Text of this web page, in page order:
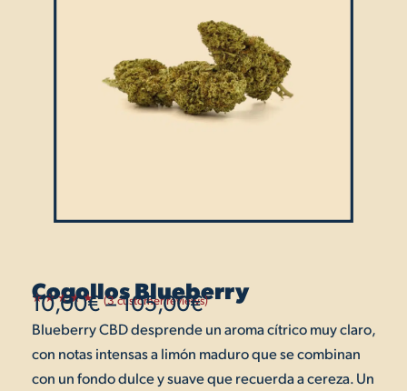
Cogollos Blueberry
Rated
5.00out
of 5
based on
1
customer
rating
(3customer reviews)
10,00€–105,00€
Price
range:
Blueberry CBD desprende un aroma cítrico muy claro,
con notas intensas a limón maduro que se combinan
con un fondo dulce y suave que recuerda a cereza. Un